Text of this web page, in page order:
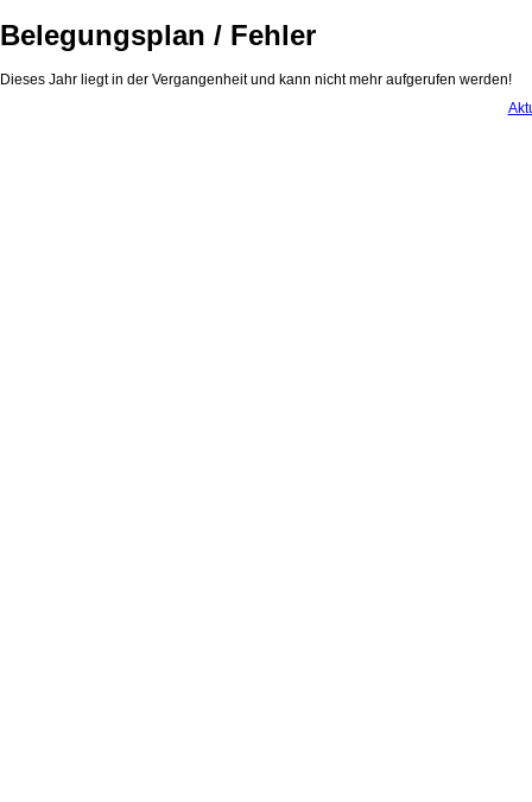
Belegungsplan / Fehler
Dieses Jahr liegt in der Vergangenheit und kann nicht mehr aufgerufen werden!